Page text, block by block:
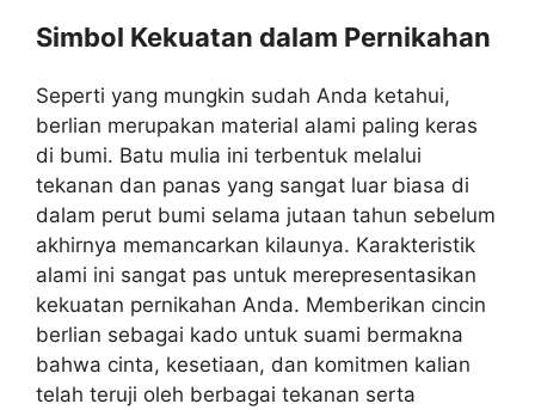
Simbol Kekuatan dalam Pernikahan
Seperti yang mungkin sudah Anda ketahui,
berlian merupakan material alami paling keras
di bumi. Batu mulia ini terbentuk melalui
tekanan dan panas yang sangat luar biasa di
dalam perut bumi selama jutaan tahun sebelum
akhirnya memancarkan kilaunya. Karakteristik
alami ini sangat pas untuk merepresentasikan
kekuatan pernikahan Anda. Memberikan cincin
berlian sebagai kado untuk suami bermakna
bahwa cinta, kesetiaan, dan komitmen kalian
telah teruji oleh berbagai tekanan serta